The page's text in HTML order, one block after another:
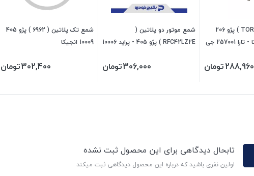
شمع موتور ( TORCH ) پژو 206
تیپ 5 - 207 -رانا - تارا 257001 جی
288,960تومان
شمع موتور دو پلاتین (
RFC42LZ2E ) پژو 405 - پراید 10006
306,000تومان
شمع تک پلاتین ( 6962 ) پژو 405
10009 انجیکا
302,400تومان
تابحال دیدگاهی برای این محصول ثبت نشده
اولین نفری باشید که درباره این محصول دیدگاهی ثبت میکند